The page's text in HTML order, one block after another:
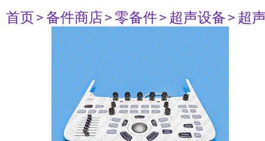
首页> 备件商店> 零备件> 超声设备> 超